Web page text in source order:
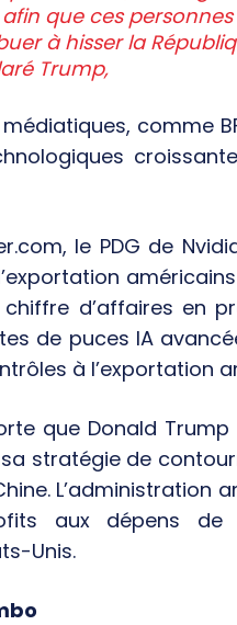
afin que ces
à hisser la
Trump,
comme
le PDG de
d’affaires en
de puces IA
à l’exportation
que Donald
stratégie de
L’administration
aux dépens
Unis.